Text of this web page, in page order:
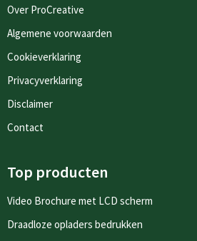
Over ProCreative
Algemene voorwaarden
Cookieverklaring
Privacyverklaring
Disclaimer
Contact
Top producten
Video Brochure met LCD scherm
Draadloze opladers bedrukken